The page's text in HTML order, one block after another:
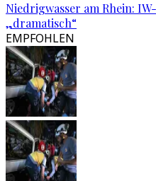
Niedrigwasser am Rhein:
„dramatisch“
EMPFOHLEN